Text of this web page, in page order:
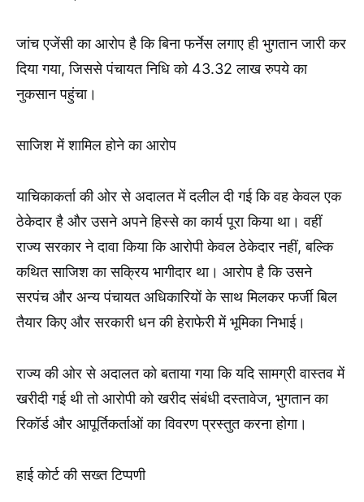
जांच एजेंसी का आरोप है कि बिना फर्नेस लगाए ही भुगतान जारी कर
दिया गया, जिससे पंचायत निधि को 43.32 लाख रुपये का
नुकसान पहुंचा।
साजिश में शामिल होने का आरोप
याचिकाकर्ता की ओर से अदालत में दलील दी गई कि वह केवल एक
ठेकेदार है और उसने अपने हिस्से का कार्य पूरा किया था। वहीं
राज्य सरकार ने दावा किया कि आरोपी केवल ठेकेदार नहीं, बल्कि
कथित साजिश का सक्रिय भागीदार था। आरोप है कि उसने
सरपंच और अन्य पंचायत अधिकारियों के साथ मिलकर फर्जी बिल
तैयार किए और सरकारी धन की हेराफेरी में भूमिका निभाई।
राज्य की ओर से अदालत को बताया गया कि यदि सामग्री वास्तव में
खरीदी गई थी तो आरोपी को खरीद संबंधी दस्तावेज, भुगतान का
रिकॉर्ड और आपूर्तिकर्ताओं का विवरण प्रस्तुत करना होगा।
हाई कोर्ट की सख्त टिप्पणी